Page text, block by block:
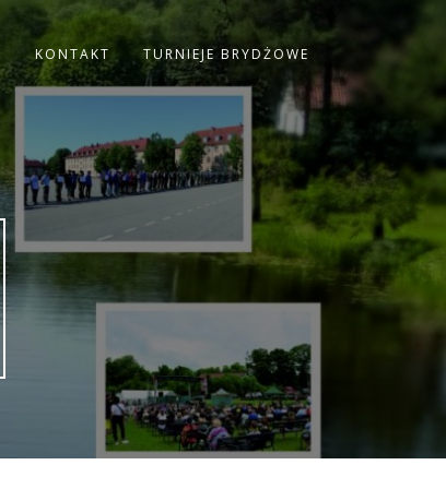
KONTAKT TURNIEJE BRYDŻOWE